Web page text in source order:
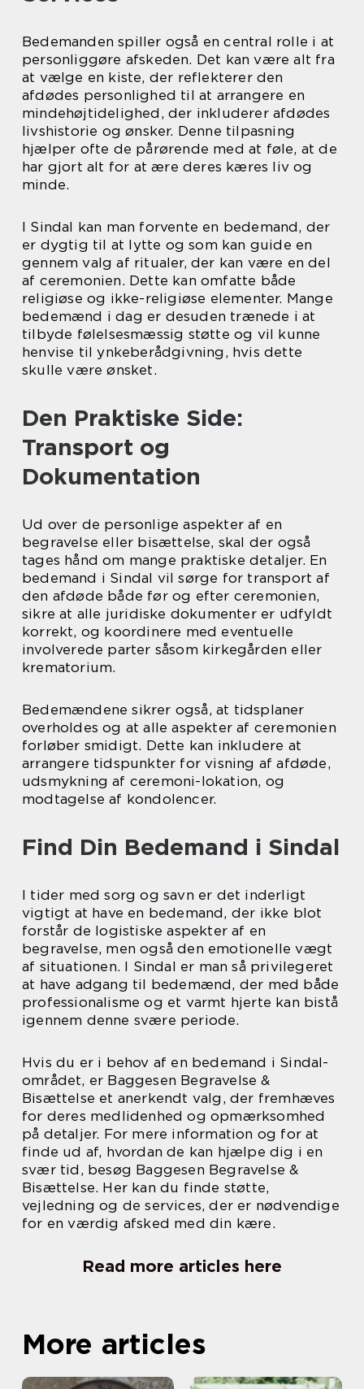
Bedemanden spiller også en central rolle i at
personliggøre afskeden. Det kan være alt fra
at vælge en kiste, der reflekterer den
afdødes personlighed til at arrangere en
mindehøjtidelighed, der inkluderer afdødes
livshistorie og ønsker. Denne tilpasning
hjælper ofte de pårørende med at føle, at de
har gjort alt for at ære deres kæres liv og
minde.
I Sindal kan man forvente en bedemand, der
er dygtig til at lytte og som kan guide en
gennem valg af ritualer, der kan være en del
af ceremonien. Dette kan omfatte både
religiøse og ikke-religiøse elementer. Mange
bedemænd i dag er desuden trænede i at
tilbyde følelsesmæssig støtte og vil kunne
henvise til ynkeberådgivning, hvis dette
skulle være ønsket.
Den Praktiske Side:
Transport og
Dokumentation
Ud over de personlige aspekter af en
begravelse eller bisættelse, skal der også
tages hånd om mange praktiske detaljer. En
bedemand i Sindal vil sørge for transport af
den afdøde både før og efter ceremonien,
sikre at alle juridiske dokumenter er udfyldt
korrekt, og koordinere med eventuelle
involverede parter såsom kirkegården eller
krematorium.
Bedemændene sikrer også, at tidsplaner
overholdes og at alle aspekter af ceremonien
forløber smidigt. Dette kan inkludere at
arrangere tidspunkter for visning af afdøde,
udsmykning af ceremoni-lokation, og
modtagelse af kondolencer.
Find Din Bedemand i Sindal
I tider med sorg og savn er det inderligt
vigtigt at have en bedemand, der ikke blot
forstår de logistiske aspekter af en
begravelse, men også den emotionelle vægt
af situationen. I Sindal er man så privilegeret
at have adgang til bedemænd, der med både
professionalisme og et varmt hjerte kan bistå
igennem denne svære periode.
Hvis du er i behov af en bedemand i Sindal-
området, er Baggesen Begravelse &
Bisættelse et anerkendt valg, der fremhæves
for deres medlidenhed og opmærksomhed
på detaljer. For mere information og for at
finde ud af, hvordan de kan hjælpe dig i en
svær tid, besøg Baggesen Begravelse &
Bisættelse. Her kan du finde støtte,
vejledning og de services, der er nødvendige
for en værdig afsked med din kære.
Read more articles here
More articles